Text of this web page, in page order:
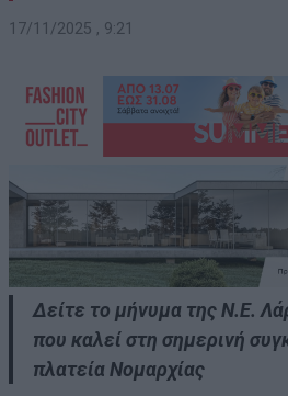
17/11/2025 , 9:21
Δείτε το μήνυμα της Ν.Ε.
που καλεί στη σημερινή
πλατεία Νομαρχίας